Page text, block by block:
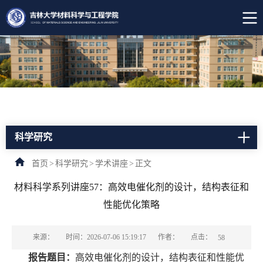
科学研究
首页 > 科学研究 > 学术讲座> 正文
材料科学系列讲座57：高效电催化剂的设计，结构表征和
性能优化策略
来源： 时间：2026-07-06 15:19:17 作者： 点击： 58
报告题目： 高效电催化剂的设计，结构表征和性能优